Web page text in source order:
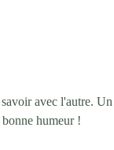
avec l'autre. Un
humeur !